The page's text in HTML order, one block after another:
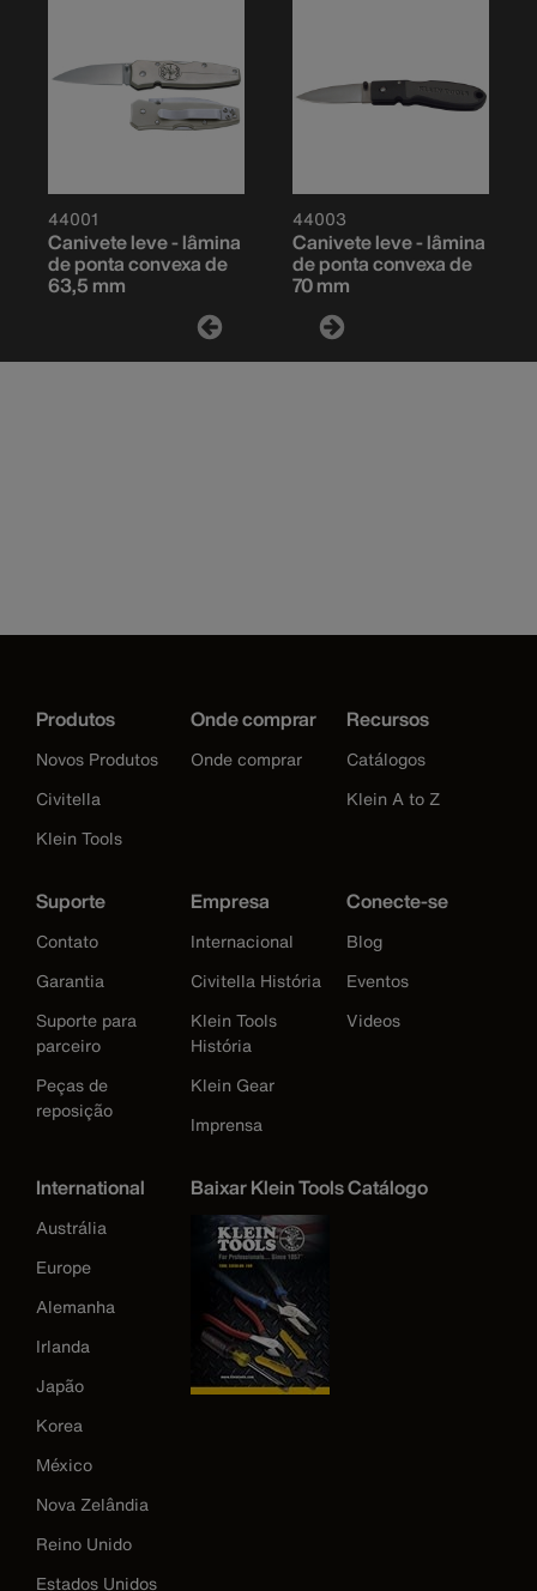
44001
Canivete leve - lâmina
de ponta convexa de
63,5 mm
44003
Canivete leve - lâmina
de ponta convexa de
70 mm
Produtos
Novos Produtos
Civitella
Klein Tools
Onde comprar
Onde comprar
Recursos
Catálogos
Klein A to Z
Suporte
Contato
Garantia
Suporte para
parceiro
Peças de
reposição
Empresa
Internacional
Civitella História
Klein Tools
História
Klein Gear
Imprensa
Conecte-se
Blog
Eventos
Videos
International
Austrália
Europe
Alemanha
Irlanda
Japão
Korea
México
Nova Zelândia
Reino Unido
Estados Unidos
Baixar Klein Tools Catálogo